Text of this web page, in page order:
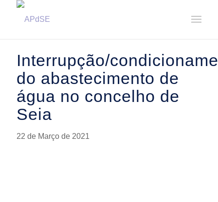
Interrupção/condicionamento do abastecimento de água no concelho de Se...
Interrupção/
do abastecimento de
água no concelho de
Seia
22 de Março de 2021